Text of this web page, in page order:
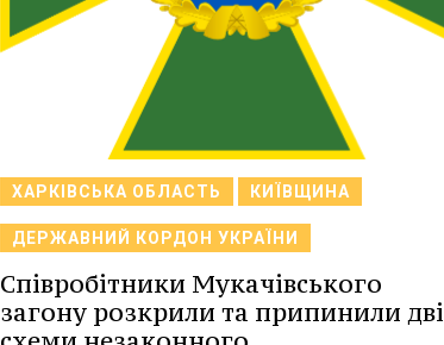
ХАРКІВСЬКА ОБЛАСТЬ КИЇВЩИНА
ДЕРЖАВНИЙ КОРДОН УКРАЇНИ
Співробітники Мукачівського
загону розкрили та припинили дві